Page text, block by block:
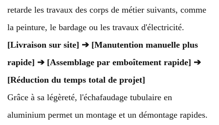
retarde les travaux des corps de métier suivants, comme
la peinture, le bardage ou les travaux d'électricité.
[Livraison sur site] ➔ [Manutention manuelle plus
rapide] ➔ [Assemblage par emboîtement rapide] ➔
[Réduction du temps total de projet]
Grâce à sa légèreté, l'échafaudage tubulaire en
aluminium permet un montage et un démontage rapides.